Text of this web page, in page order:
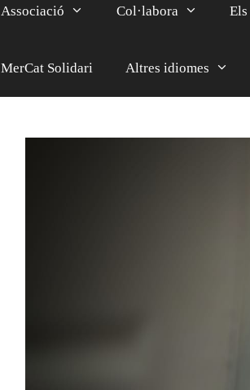
Associació Col·labora Els
MerCat Solidari Altres idiomes